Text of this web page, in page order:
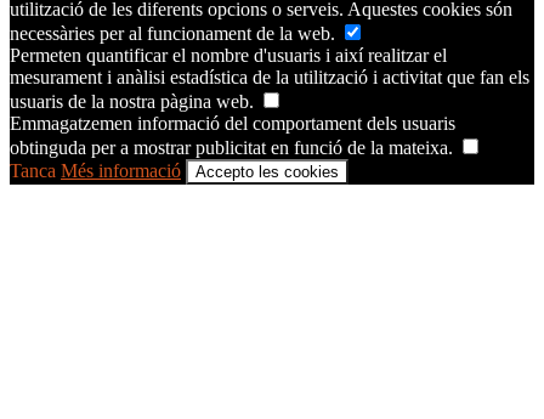
utilització de les diferents opcions o serveis. Aquestes cookies són
necessàries per al funcionament de la web.
Permeten quantificar el nombre d'usuaris i així realitzar el
mesurament i anàlisi estadística de la utilització i activitat que fan els
usuaris de la nostra pàgina web.
Emmagatzemen informació del comportament dels usuaris
obtinguda per a mostrar publicitat en funció de la mateixa.
Tanca Més informació Accepto les cookies